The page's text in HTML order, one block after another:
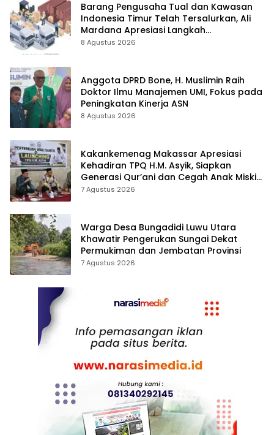
Barang Pengusaha Tual dan Kawasan
Indonesia Timur Telah Tersalurkan, Ali
Mardana Apresiasi Langkah
Penyelesaian PT Afid Logistik dan PT
8 Agustus 2026
Anggota DPRD Bone, H. Muslimin Raih
Doktor Ilmu Manajemen UMI, Fokus pada
Peningkatan Kinerja ASN
8 Agustus 2026
Kakankemenag Makassar Apresiasi
Kehadiran TPQ H.M. Asyik, Siapkan
Generasi Qur’ani dan Cegah Anak Miskin
Spiritualitas
7 Agustus 2026
Warga Desa Bungadidi Luwu Utara
Khawatir Pengerukan Sungai Dekat
Permukiman dan Jembatan Provinsi
7 Agustus 2026